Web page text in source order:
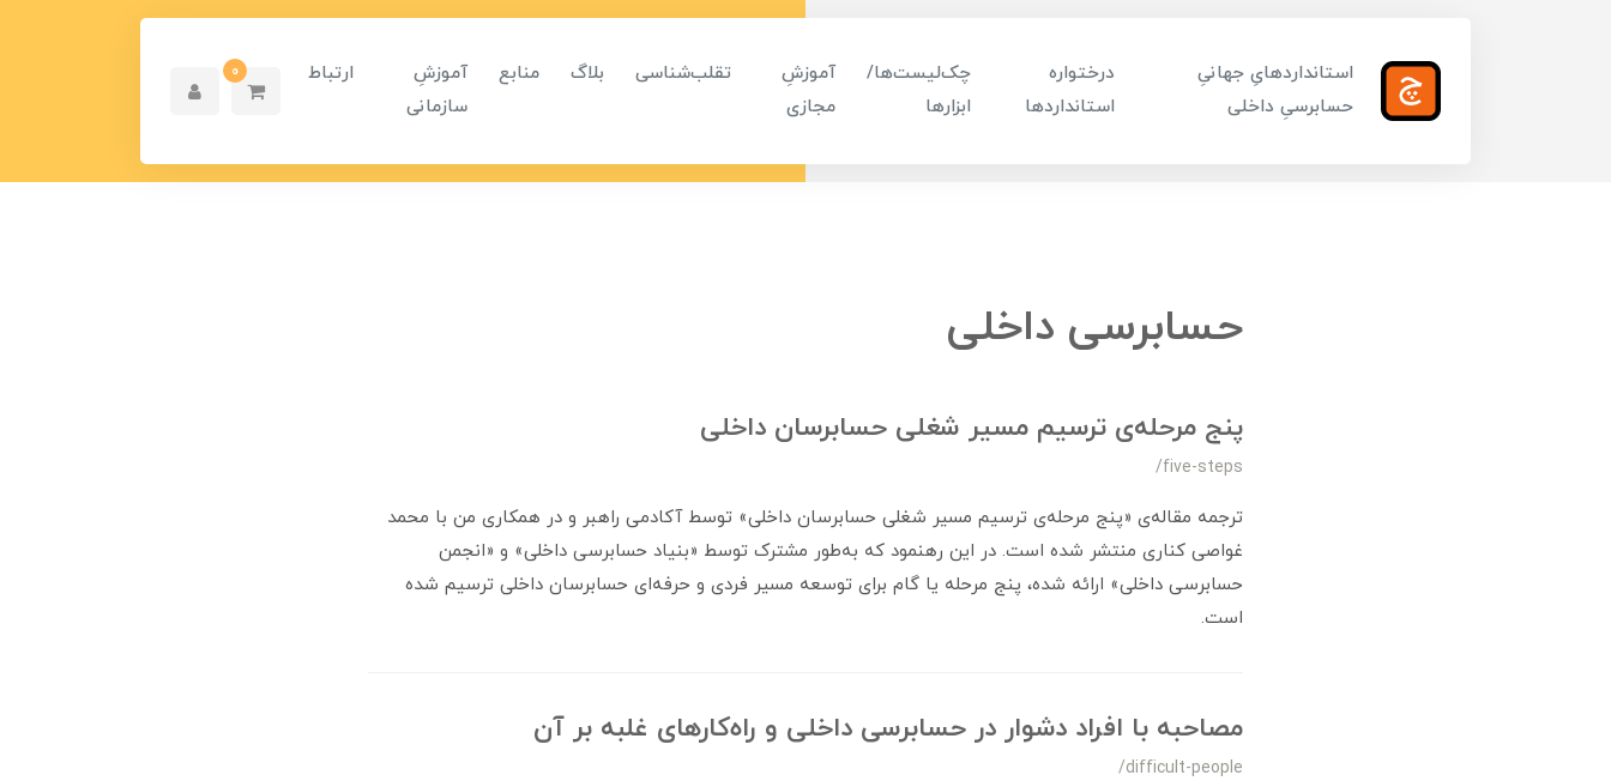
استانداردهایِ جهانیِ
حسابرسیِ داخلی
درختواره
استانداردها
چک‌لیست‌ها/
ابزارها
آموزشِ
مجازی
تقلب‌شناسی بلاگ منابع
آموزشِ
سازمانی
ارتباط 0
حسابرسی داخلی
پنج مرحله‌ی ترسیم مسیر شغلی حسابرسان داخلی
/five-steps
ترجمه مقاله‌ی «پنج مرحله‌ی ترسیم مسیر شغلی حسابرسان داخلی» توسط آکادمی راهبر و در همکاری من با محمد
غواصی کناری منتشر شده است. در این رهنمود که به‌طور مشترک توسط «بنیاد حسابرسی داخلی» و «انجمن
حسابرسی داخلی» ارائه شده، پنج مرحله یا گام برای توسعه مسیر فردی و حرفه‌ای حسابرسان داخلی ترسیم شده
است.
مصاحبه با افراد دشوار در حسابرسی داخلی و راه‌کارهای غلبه بر آن
/difficult-people